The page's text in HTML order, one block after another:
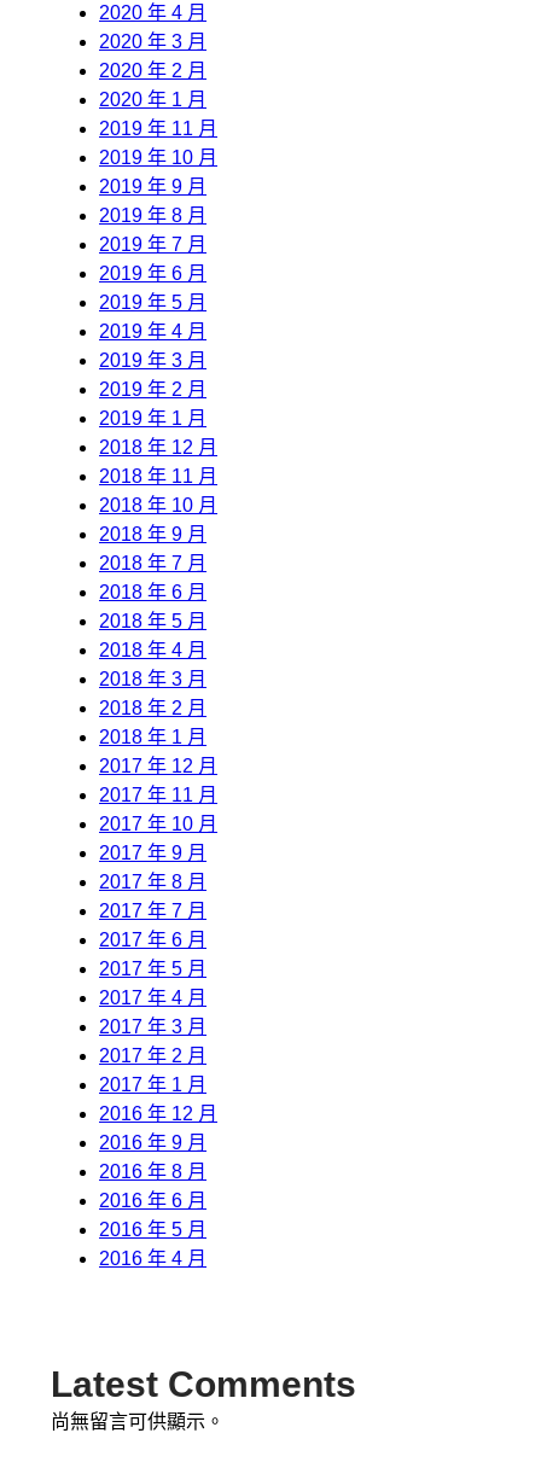
2020 年 4 月
2020 年 3 月
2020 年 2 月
2020 年 1 月
2019 年 11 月
2019 年 10 月
2019 年 9 月
2019 年 8 月
2019 年 7 月
2019 年 6 月
2019 年 5 月
2019 年 4 月
2019 年 3 月
2019 年 2 月
2019 年 1 月
2018 年 12 月
2018 年 11 月
2018 年 10 月
2018 年 9 月
2018 年 7 月
2018 年 6 月
2018 年 5 月
2018 年 4 月
2018 年 3 月
2018 年 2 月
2018 年 1 月
2017 年 12 月
2017 年 11 月
2017 年 10 月
2017 年 9 月
2017 年 8 月
2017 年 7 月
2017 年 6 月
2017 年 5 月
2017 年 4 月
2017 年 3 月
2017 年 2 月
2017 年 1 月
2016 年 12 月
2016 年 9 月
2016 年 8 月
2016 年 6 月
2016 年 5 月
2016 年 4 月
Latest Comments
尚無留言可供顯示。